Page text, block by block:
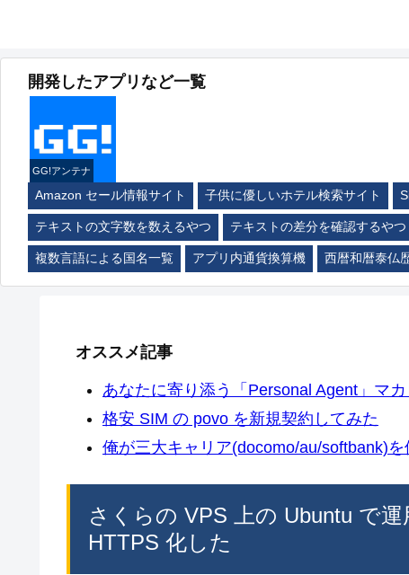
開発したアプリなど一覧
GG!アンテナ
Amazon セール情報サイト 子供に優しいホテル検索サイト
テキストの文字数を数えるやつ テキストの差分を確認するやつ
複数言語による国名一覧 アプリ内通貨換算機 西暦和暦泰仏
オススメ記事
あなたに寄り添う「Personal Agent」マ
格安 SIM の povo を新規契約してみた
俺が三大キャリア(docomo/au/softbank)
さくらの VPS 上の Ubuntu で
HTTPS 化した